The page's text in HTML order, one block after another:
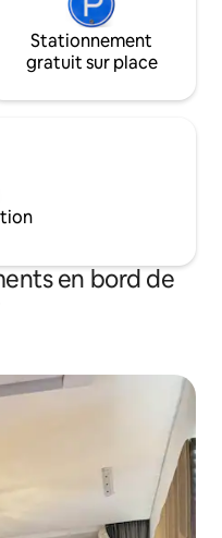
Stationnement
gratuit sur place
en bord de